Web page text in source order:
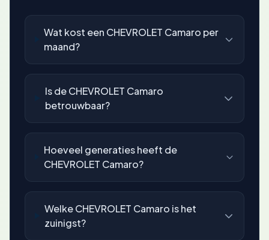
Wat kost een CHEVROLET Camaro per
maand?
Is de CHEVROLET Camaro
betrouwbaar?
Hoeveel generaties heeft de
CHEVROLET Camaro?
Welke CHEVROLET Camaro is het
zuinigst?